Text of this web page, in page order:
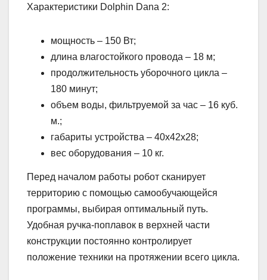
Характеристики Dolphin Dana 2:
мощность – 150 Вт;
длина влагостойкого провода – 18 м;
продолжительность уборочного цикла –
180 минут;
объем воды, фильтруемой за час – 16 куб.
м.;
габариты устройства – 40х42х28;
вес оборудования – 10 кг.
Перед началом работы робот сканирует
территорию с помощью самообучающейся
программы, выбирая оптимальный путь.
Удобная ручка-поплавок в верхней части
конструкции постоянно контролирует
положение техники на протяжении всего цикла.